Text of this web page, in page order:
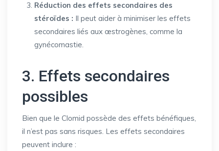
Réduction des effets secondaires des
stéroïdes : Il peut aider à minimiser les effets
secondaires liés aux œstrogènes, comme la
gynécomastie.
3. Effets secondaires
possibles
Bien que le Clomid possède des effets bénéfiques,
il n’est pas sans risques. Les effets secondaires
peuvent inclure :